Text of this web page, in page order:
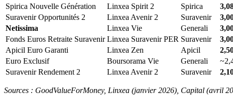
Spirica Nouvelle Génération
Linxea Spirit 2 Spirica
Suravenir Opportunités 2
Linxea Avenir 2 Suravenir
Netissima
Linxea Vie Generali
Fonds Euros Retraite Suravenir Linxea Suravenir PER Suravenir
Apicil Euro Garanti
Linxea Zen Apicil
Euro Exclusif
Boursorama Vie Generali
Suravenir Rendement 2
Linxea Avenir 2 Suravenir
Sources : GoodValueForMoney, Linxea (janvier 2026), Capital (avril